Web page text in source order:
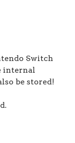
Switch
internal
be stored!